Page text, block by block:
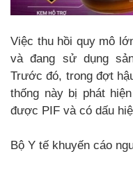
Việc thu hồi quy mô
và đang sử dụng
Trước đó, trong đợt
thống này bị phát
được PIF và có dấu
Bộ Y tế khuyến cáo